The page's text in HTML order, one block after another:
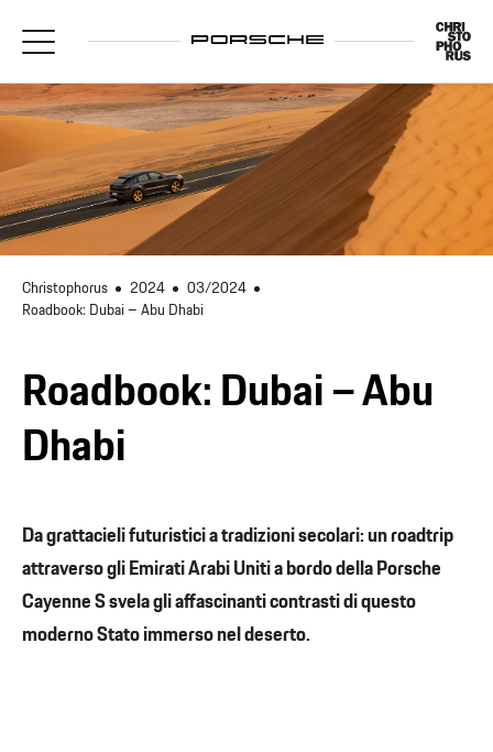
Christophorus 2024
03/2024
Roadbook: Dubai – Abu Dhabi
Roadbook: Dubai – Abu
Dhabi
Da grattacieli futuristici a tradizioni secolari: un roadtrip
attraverso gli Emirati Arabi Uniti a bordo della Porsche
Cayenne S svela gli affascinanti contrasti di questo
moderno Stato immerso nel deserto.